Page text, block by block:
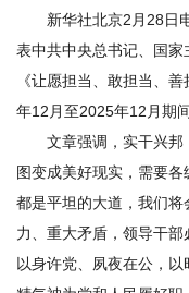
新华社北京2月28
表中共中央总书记、国
《让愿担当、敢担当、
年12月至2025年12月期
文章强调，实干兴
图变成美好现实，需要
都是平坦的大道，我们
力、重大矛盾，领导干
以身许党、夙夜在公，